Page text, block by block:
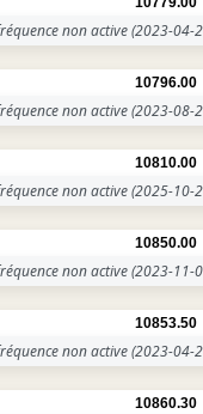
non active(2023-04-
10796.00
non active(2023-08-
10810.00
non active(2025-10-
10850.00
non active(2023-11-
10853.50
non active(2023-04-
10860.30